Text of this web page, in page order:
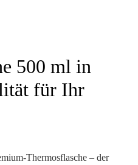
500 ml in
für Ihr
Thermosflasche – der